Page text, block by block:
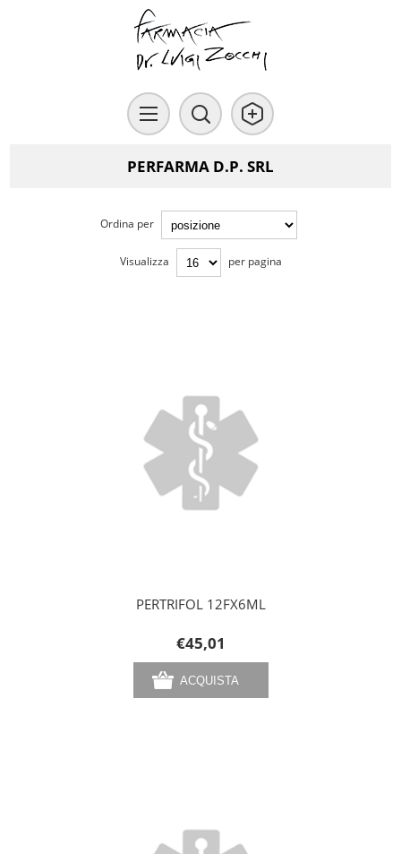
PERFARMA D.P. SRL
Ordina per
Visualizza per pagina
PERTRIFOL 12FX6ML
€45,01